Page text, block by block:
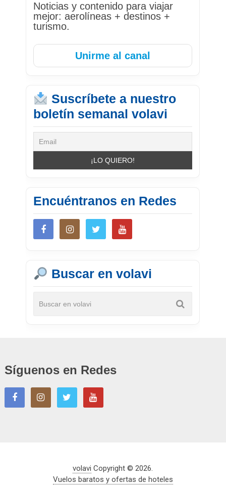
Noticias y contenido para viajar
mejor: aerolíneas + destinos +
turismo.
Unirme al canal
Suscríbete a nuestro
boletín semanal volavi
Encuéntranos en Redes
Buscar en volavi
Síguenos en Redes
volavi Copyright © 2026.
Vuelos baratos y ofertas de hoteles